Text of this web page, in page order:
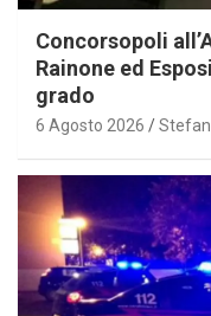
Concorsopoli
Rainone ed
grado
6 Agosto 2026